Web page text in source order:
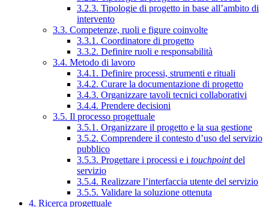
3.2.3. Tipologie di progetto in base all’ambito di
intervento
3.3. Competenze, ruoli e figure coinvolte
3.3.1. Coordinatore di progetto
3.3.2. Definire ruoli e responsabilità
3.4. Metodo di lavoro
3.4.1. Definire processi, strumenti e rituali
3.4.2. Curare la documentazione di progetto
3.4.3. Organizzare tavoli tecnici collaborativi
3.4.4. Prendere decisioni
3.5. Il processo progettuale
3.5.1. Organizzare il progetto e la sua gestione
3.5.2. Comprendere il contesto d’uso del servizio
pubblico
3.5.3. Progettare i processi e i touchpointdel
servizio
3.5.4. Realizzare l’interfaccia utente del servizio
3.5.5. Validare la soluzione ottenuta
4. Ricerca progettuale